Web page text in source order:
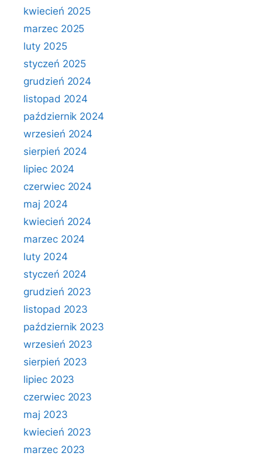
kwiecień 2025
marzec 2025
luty 2025
styczeń 2025
grudzień 2024
listopad 2024
październik 2024
wrzesień 2024
sierpień 2024
lipiec 2024
czerwiec 2024
maj 2024
kwiecień 2024
marzec 2024
luty 2024
styczeń 2024
grudzień 2023
listopad 2023
październik 2023
wrzesień 2023
sierpień 2023
lipiec 2023
czerwiec 2023
maj 2023
kwiecień 2023
marzec 2023